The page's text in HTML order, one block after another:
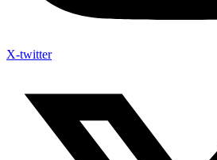
X-twitter